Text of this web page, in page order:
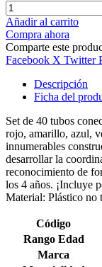
Añadir al carrito
Compra ahora
Comparte este
Facebook X Twitter
Descripción
Ficha del
Set de 40 tubos
rojo, amarillo, azul,
innumerables
desarrollar la
reconocimiento de
los 4 años. ¡Incluye
Material: Plástico no
Código
Rango Edad
Marca